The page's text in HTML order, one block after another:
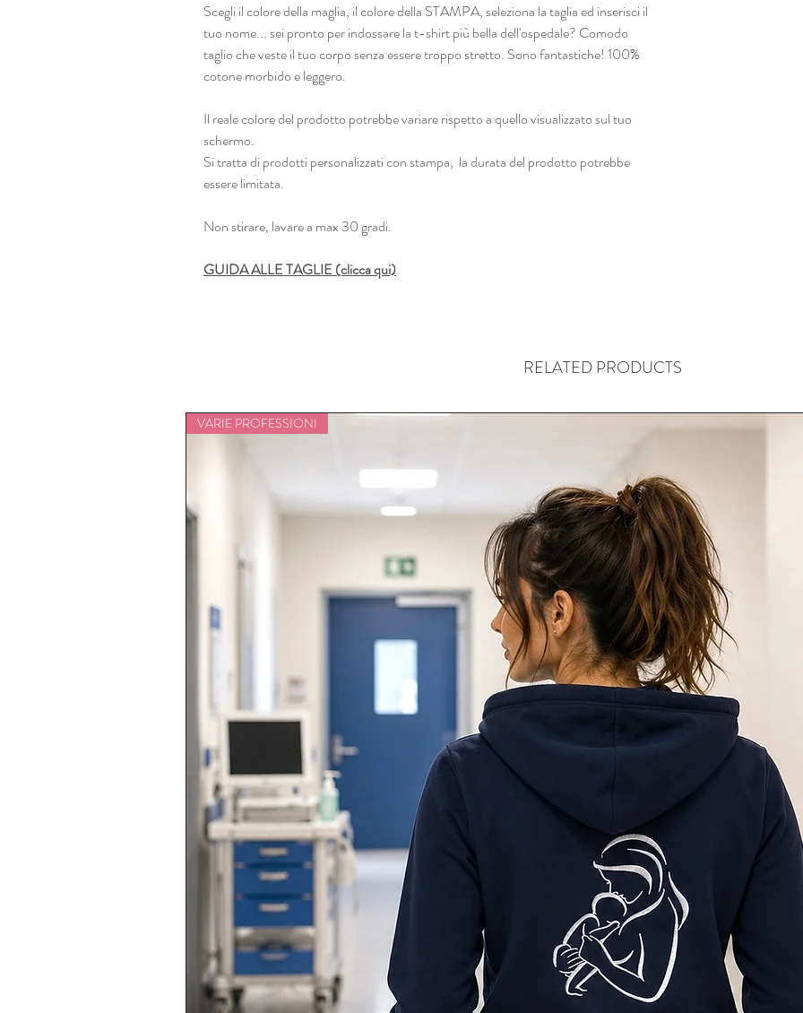
Scegli il colore della maglia, il colore della STAMPA, seleziona la taglia ed inserisci il
tuo nome... sei pronto per indossare la t-shirt più bella dell'ospedale? Comodo
taglio che veste il tuo corpo senza essere troppo stretto. Sono fantastiche! 100%
cotone morbido e leggero.
Il reale colore del prodotto potrebbe variare rispetto a quello visualizzato sul tuo
schermo.
Si tratta di prodotti personalizzati con stampa, la durata del prodotto potrebbe
essere limitata.
Non stirare, lavare a max 30 gradi.
GUIDA ALLE TAGLIE (clicca qui)
RELATED PRODUCTS
VARIE PROFESSIONI